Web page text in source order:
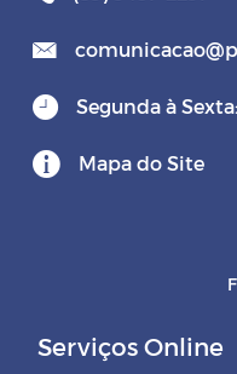
Segunda à
Mapa do Site
Serviços Online